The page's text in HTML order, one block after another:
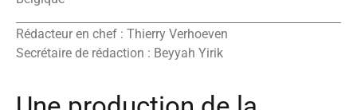
Rédacteur en chef : Thierry Verhoeven
Secrétaire de rédaction : Beyyah Yirik